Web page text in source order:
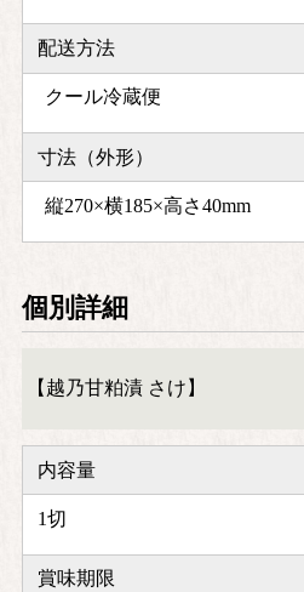
配送方法
クール冷蔵便
寸法（外形）
縦270×横185×高さ40mm
個別詳細
【越乃甘粕漬 さけ】
内容量
1切
賞味期限